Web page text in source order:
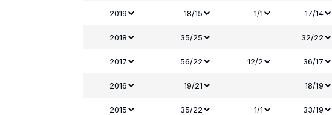
2019 18/15 1/1 17/14
2018 35/25 - 32/22
2017 56/22 12/2 36/17
2016 19/21 - 18/19
2015 35/22 1/1 33/19